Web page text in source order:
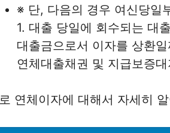
※ 단, 다음의 경우 여신당일
1. 대출 당일에 회수되는 대
대출금으로서 이자를 상환
연체대출채권 및 지급보증
연체이자에 대해서 자세히